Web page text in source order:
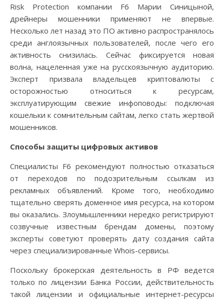
Risk Protection компании F6 Марии Синицыной,
дрейнеры мошенники применяют не впервые.
Несколько лет назад это ПО активно распространялось
среди англоязычных пользователей, после чего его
активность снизилась. Сейчас фиксируется новая
волна, нацеленная уже на русскоязычную аудиторию.
Эксперт призвала владельцев криптовалюты с
осторожностью относиться к ресурсам,
эксплуатирующим свежие инфоповоды: подключая
кошельки к сомнительным сайтам, легко стать жертвой
мошенников.
Способы защиты цифровых активов
Специалисты F6 рекомендуют полностью отказаться
от переходов по подозрительным ссылкам из
рекламных объявлений. Кроме того, необходимо
тщательно сверять доменное имя ресурса, на котором
вы оказались. Злоумышленники нередко регистрируют
созвучные известным брендам домены, поэтому
эксперты советуют проверять дату создания сайта
через специализированные Whois-сервисы.
Поскольку брокерская деятельность в РФ ведется
только по лицензии Банка России, действительность
такой лицензии и официальные интернет-ресурсы